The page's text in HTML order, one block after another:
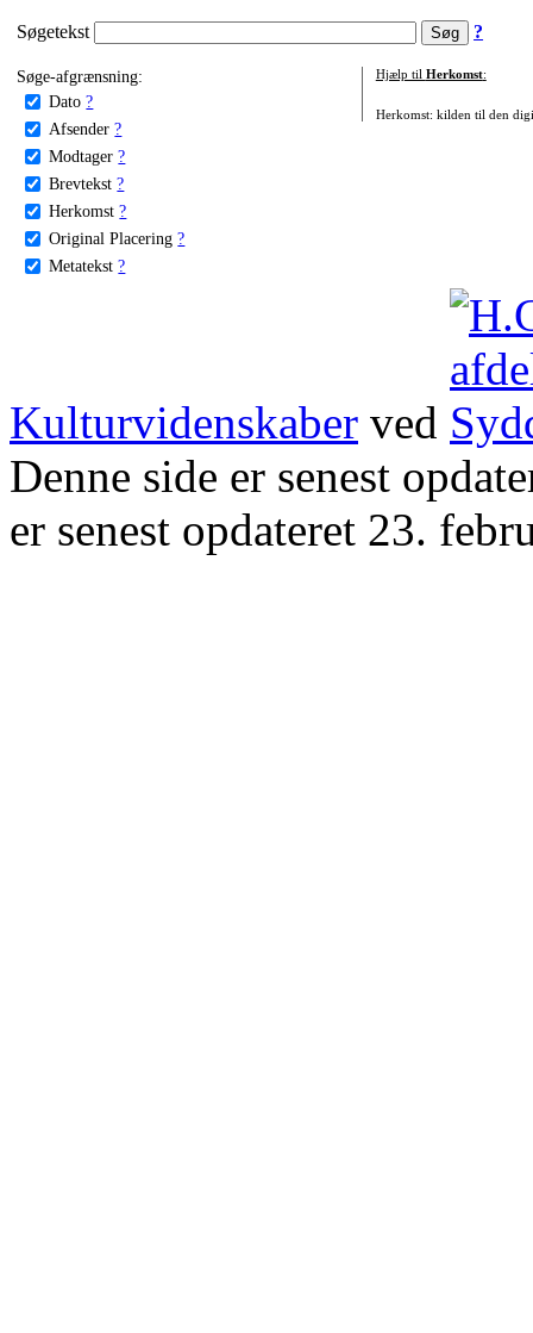
Søgetekst ?
Søge-afgrænsning:
Dato ?
Afsender ?
Modtager ?
Brevtekst ?
Herkomst ?
Original Placering ?
Metatekst ?
Hjælp til Herkomst:
Herkomst: kilden til den
Kulturvidenskaber ved
Denne side er senest
er senest opdateret 23.